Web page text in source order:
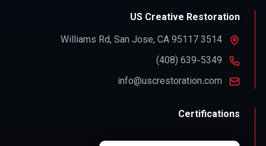
US Creative Restoration
3514 Williams Rd
, San Jose, CA95117
info@uscrestoration.com
Certifications